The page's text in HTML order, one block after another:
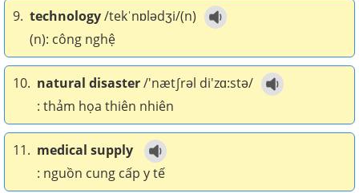
9. technology/tekˈnɒlədʒi/(n)
(n): công nghệ
10. natural disaster/'næt∫rəl di'zɑ:stə/
: thảm họa thiên nhiên
11. medical supply
: nguồn cung cấp y tế